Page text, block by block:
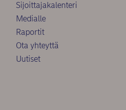
Sijoittajakalenteri
Medialle
Raportit
Ota yhteyttä
Uutiset